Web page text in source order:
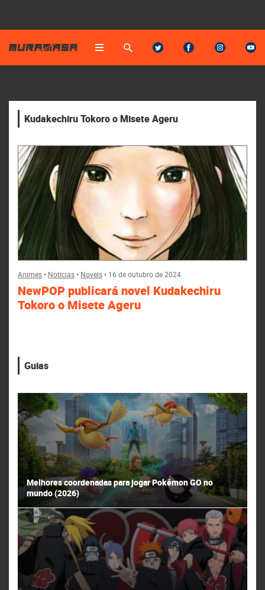
Kudakechiru Tokoro o Misete Ageru
Animes• Notícias• Novels• 16 de outubro de 2024
NewPOP publicará novel Kudakechiru
Tokoro o Misete Ageru
Guias
Melhores coordenadas para jogar Pokémon GO no
mundo (2026)